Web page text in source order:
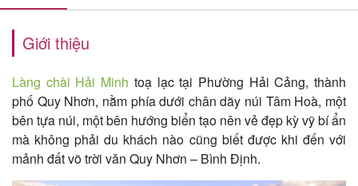
Về
Quy
Nhơn
Tourist
Giới thiệu
Làng chài Hải Minh toạ lạc tại Phường Hải Cảng, thành
phố Quy Nhơn, nằm phía dưới chân dãy núi Tâm Hoà, một
bên tựa núi, một bên hướng biển tạo nên vẻ đẹp kỳ vỹ bí ẩn
mà không phải du khách nào cũng biết được khi đến với
mảnh đất võ trời văn Quy Nhơn – Bình Định.